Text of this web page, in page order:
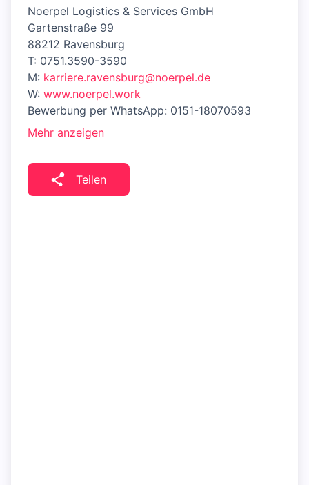
Noerpel Logistics & Services GmbH
Gartenstraße 99
88212 Ravensburg
T: 0751.3590-3590
M: karriere.ravensburg@noerpel.de
W: www.noerpel.work
Bewerbung per WhatsApp: 0151-18070593
Mehr anzeigen
Teilen